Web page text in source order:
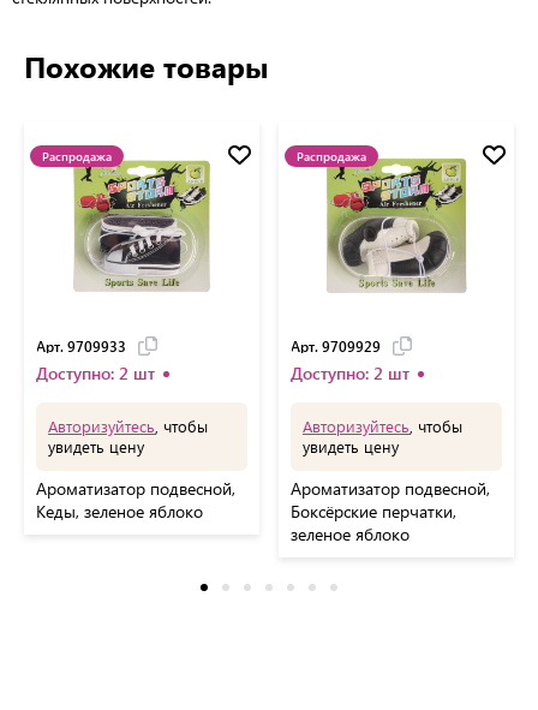
Похожие товары
Распродажа
Арт. 9709933
Доступно: 2 шт
Авторизуйтесь , чтобы
увидеть цену
Ароматизатор подвесной,
Кеды, зеленое яблоко
Распродажа
Арт. 9709929
Доступно: 2 шт
Авторизуйтесь , чтобы
увидеть цену
Ароматизатор подвесной,
Боксёрские перчатки,
зеленое яблоко